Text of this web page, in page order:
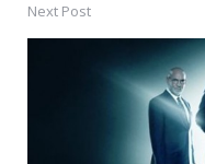
Next Post